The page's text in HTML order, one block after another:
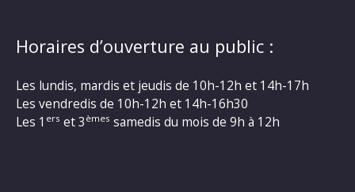
Horaires d’ouverture au public :
Les lundis, mardis et jeudis de 10h-12h et 14h-17h
Les vendredis de 10h-12h et 14h-16h30
Les 1 ers et 3 èmes samedis du mois de 9h à 12h